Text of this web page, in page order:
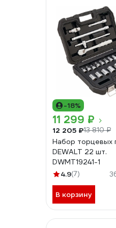
-18%
11 299 ₽
12 205 ₽13 810 ₽
Набор торцевых
DEWALT 22 шт.
DWMT19241-1
4.9(7)
В корзину